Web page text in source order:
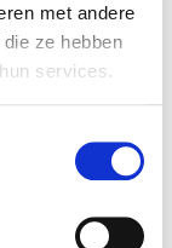
met andere
ze hebben
services.